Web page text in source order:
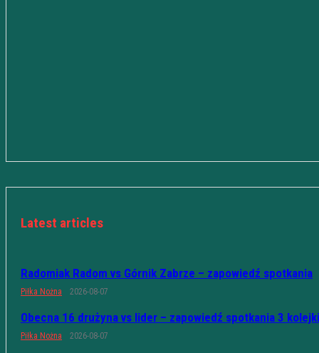
Latest articles
Radomiak Radom vs Górnik Zabrze – zapowiedź spotkania
Piłka Nożna 2026-08-07
Obecna 16 drużyna vs lider – zapowiedź spotkania 3 kolejki
Piłka Nożna 2026-08-07